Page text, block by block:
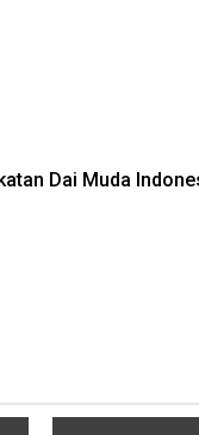
Dai Muda